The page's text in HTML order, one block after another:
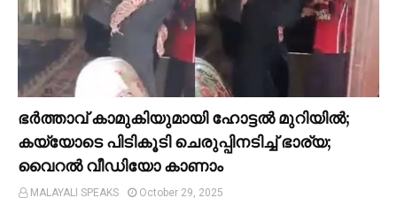
ഭര്‍ത്താവ് കാമുകിയുമായി ഹോട്ടല്‍ മുറിയില്‍;
കയ്യോടെ പിടികൂടി ചെരുപ്പിനടിച്ച്‌ ഭാര്യ;
വൈറൽ വീഡിയോ കാണാം
MALAYALI SPEAKS
October 29, 2025